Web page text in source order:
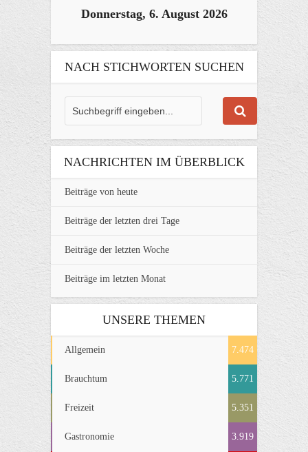
Donnerstag, 6. August 2026
NACH STICHWORTEN SUCHEN
NACHRICHTEN IM ÜBERBLICK
Beiträge von heute
Beiträge der letzten drei Tage
Beiträge der letzten Woche
Beiträge im letzten Monat
UNSERE THEMEN
Allgemein 7.474
Brauchtum 5.771
Freizeit 5.351
Gastronomie 3.919